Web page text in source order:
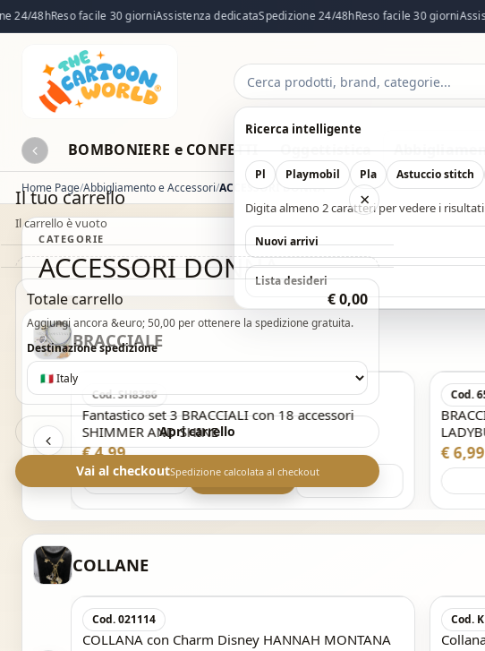
24/48hReso facile 30 giorniAssistenza dedicataSpedizione 24/48hReso facile 30 giorni
Cerca
prodotti
Ricerca intelligente
Pl Playmobil Pla Astuccio stitch
Digita almeno 2 caratteri per vedere i risultati
Nuovi arrivi
Lista desideri
BOMBONIERE e CONFETTI Oggettistica
Il tuo carrello
Il carrello è vuoto
×
Il carrello è vuoto. Esplora il catalogo e aggiungi i
prodotti che desideri.
Vai al catalogo
Totale carrello € 0,00
Aggiungi ancora &euro; 50,00 per ottenere la spedizione gratuita.
Destinazione spedizione
Apri carrello
Vai al checkoutSpedizione calcolata al checkout
Home Page Abbigliamento e Accessori ACCESSORI DONNA
CATEGORIE
ACCESSORI DONNA
BRACCIALE
And
Cod. SH8386
Fantastico set 3 BRACCIALI con 18 accessori
SHIMMER AND SHINE
€ 4,99
Dettagli Aggiungi
Cod.
€ 6,99
COLLANE
Cod. 021114
COLLANA con Charm Disney HANNAH MONTANA
Cod.